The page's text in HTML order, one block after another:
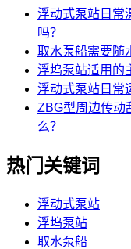
浮动式泵站日常
吗？
取水泵船需要随
浮坞泵站适用的
浮动式泵站日常
ZBG型周边传动
么？
热门关键词
浮动式泵站
浮坞泵站
取水泵船